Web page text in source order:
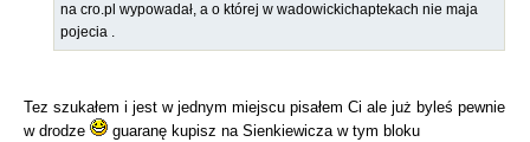
na cro.pl wypowadał, a o której w wadowickichaptekach nie maja
pojecia .
Tez szukałem i jest w jednym miejscu pisałem Ci ale już byleś pewnie
w drodze
guaranę kupisz na Sienkiewicza w tym bloku